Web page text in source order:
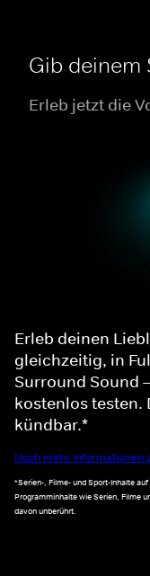
Gib deinem
Erleb jetzt die
Erleb deinen
gleichzeitig, in
Surround Sound
kostenlos testen.
kündbar.*
Noch mehr Informationen
*Serien-, Filme- und Sport-Inhalte
Programminhalte wie Serien, Filme
davon unberührt.